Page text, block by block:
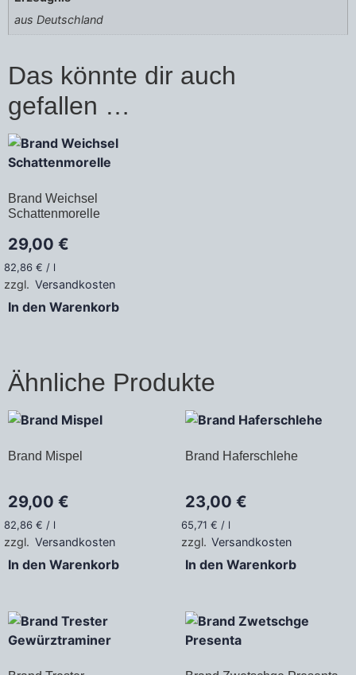
aus Deutschland
Das könnte dir auch
gefallen …
Brand Weichsel
Schattenmorelle
29,00 €
82,86 € / l
zzgl. Versandkosten
In den Warenkorb
Ähnliche Produkte
Brand Mispel
29,00 €
82,86 € / l
zzgl. Versandkosten
In den Warenkorb
Brand Haferschlehe
23,00 €
65,71 € / l
zzgl. Versandkosten
In den Warenkorb